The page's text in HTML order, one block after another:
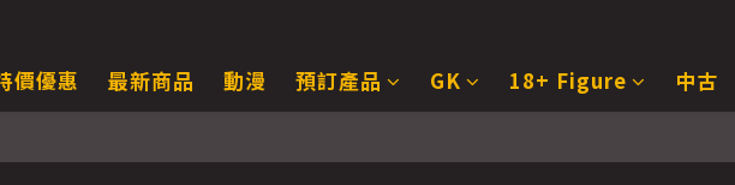
價優惠 最新商品 動漫 預訂產品 GK 18+ Figure 中古